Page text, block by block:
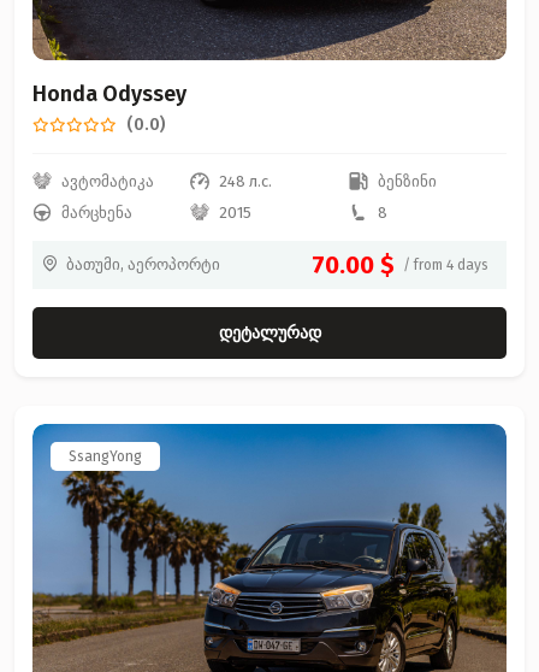
Honda Odyssey
(0.0)
ავტომატიკა 248 л.с.
ბენზინი
მარცხენა
2015 8
ბათუმი, აეროპორტი 70.00 $ / from 4 days
დეტალურად
SsangYong